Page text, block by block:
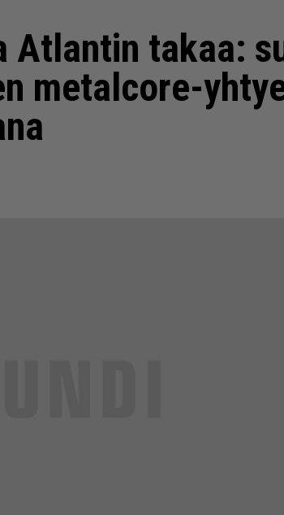
Atlantin takaa:
metalcore-